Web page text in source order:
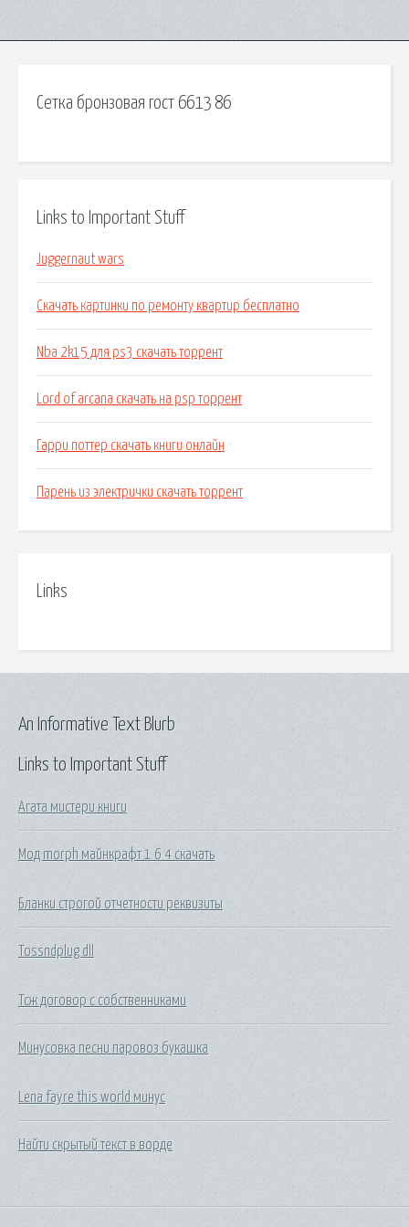
Сетка бронзовая гост 6613 86
Links to Important Stuff
Juggernaut wars
Скачать картинки по ремонту квартир бесплатно
Nba 2k15 для ps3 скачать торрент
Lord of arcana скачать на psp торрент
Гарри поттер скачать книги онлайн
Парень из электрички скачать торрент
Links
Links to Important Stuff
Агата мистери книги
Мод morph майнкрафт 1 6 4 скачать
Бланки строгой отчетности реквизиты
Tossndplug dll
Тсж договор с собственниками
Минусовка песни паровоз букашка
Lena fayre this world минус
Найти скрытый текст в ворде
An Informative Text Blurb